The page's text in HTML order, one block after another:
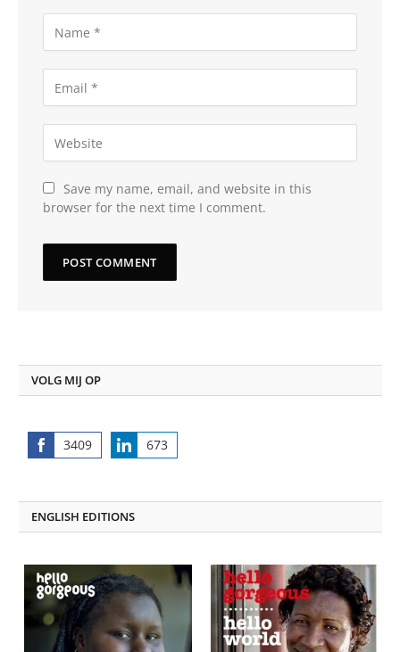
Save my name, email, and website in this
browser for the next time I comment.
VOLG MIJ OP
3409
Share
673
Share
ENGLISH EDITIONS